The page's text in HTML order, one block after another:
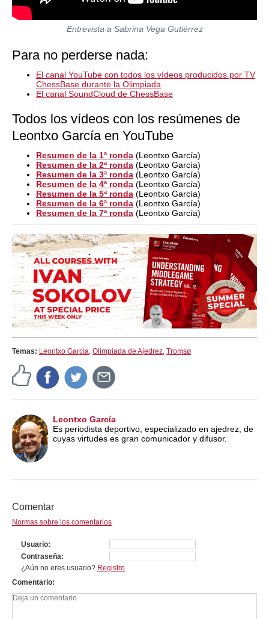
Entrevista a Sabrina Vega Gutiérrez
Para no perderse nada:
El canal YouTube con todos los vídeos producidos por TV
ChessBase durante la Olimpiada
El canal SoundCloud de ChessBase
Todos los vídeos con los resúmenes de
Leontxo García en YouTube
Resumen de la 1ª ronda (Leontxo García)
Resumen de la 2ª ronda (Leontxo García)
Resumen de la 3ª ronda (Leontxo García)
Resumen de la 4ª ronda (Leontxo García)
Resumen de la 5ª ronda (Leontxo García)
Resumen de la 6ª ronda (Leontxo García)
Resumen de la 7ª ronda (Leontxo García)
Temas: Leontxo García, Olimpiada de Ajedrez, Tromsø
Leontxo García
Es periodista deportivo, especializado en ajedrez, de
cuyas virtudes es gran comunicador y difusor.
Comentar
Normas sobre los comentarios
Usuario
Contraseña
¿Aún no eres usuario? Registro
Comentario